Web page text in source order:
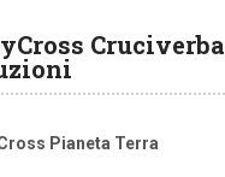
Cruciverba
Pianeta Terra